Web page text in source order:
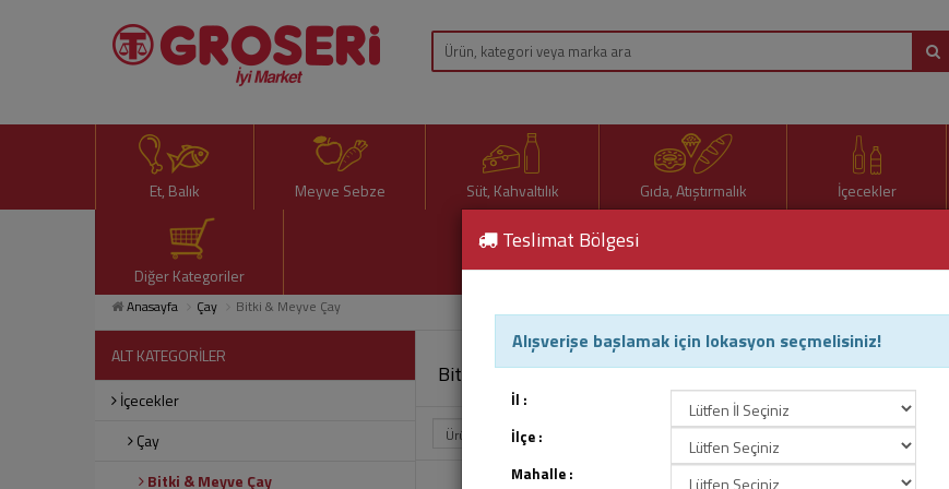
Et, Balık Meyve Sebze Süt, Kahvaltılık Gıda, Atıştırmalık İçecekler
Diğer Kategoriler
Anasayfa Çay Bitki & Meyve Çay
ALT KATEGORİLER
İçecekler
Çay
Bitki & Meyve Çay
Bitki & Meyve Çay
Teslimat Bölgesi
Alışverişe başlamak için lokasyon seçmelisiniz!
İl :
İlçe :
Mahalle :